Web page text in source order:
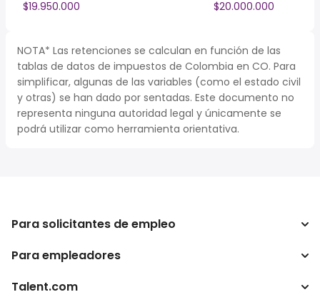
$19.950.000
$20.000.000
NOTA* Las retenciones se calculan en función de las
tablas de datos de impuestos de Colombia en CO. Para
simplificar, algunas de las variables (como el estado civil
y otras) se han dado por sentadas. Este documento no
representa ninguna autoridad legal y únicamente se
podrá utilizar como herramienta orientativa.
Para solicitantes de empleo
Buscador de trabajo
Para empleadores
Empresa
Talent.com